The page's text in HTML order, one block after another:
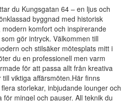
du Kungsgatan 64 – en ljus och
byggnad med historisk
komfort och inspirerande
gör intryck. Välkommen till
och stilsäker mötesplats mitt i
du en professionell men varm
för att passa allt från kreativa
viktiga affärsmöten.Här finns
storlekar, inbjudande lounger och
mingel och pauser. All teknik du